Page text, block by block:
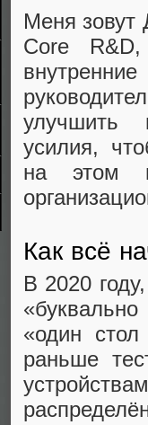
Меня зовут
Core
улучшить
усилия,
на этом
Как всё
В 2020
«один
раньше